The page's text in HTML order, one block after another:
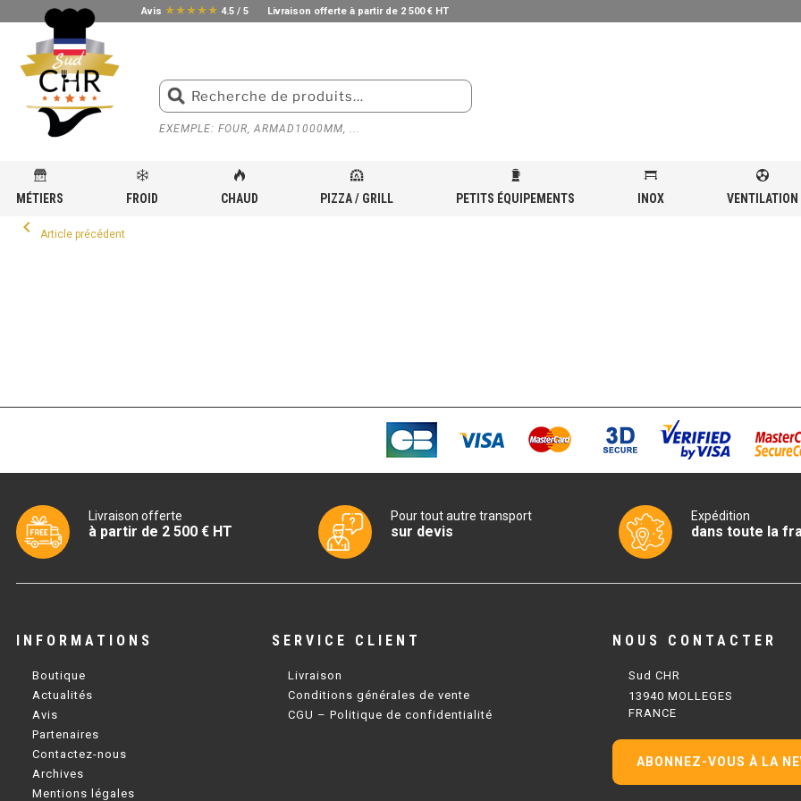
Avis star_ratestar_ratestar_ratestar_ratestar_rate 4.5 / 5 Livraison offerte à partir de 2 500 € HT
EXEMPLE: FOUR, ARMAD1000MM, ...
MÉTIERS FROID CHAUD PIZZA / GRILL PETITS ÉQUIPEMENTS INOX VENTILATION
ACCUEIL »PETITS ÉQUIPEMENTS POUR CUISINE PROFESSIONNELLE EPLUCHEUSE » ÉPLUCHEUSE À PATATES – 225KG / H» EPLUCHEUSE-PATATES-225KG-H
keyboard_arrow_left Article précédent
Livraison offerte
à partir de 2 500 € HT
Pour tout autre transport
sur devis
Expédition
dans toute la
INFORMATIONS
Boutique
Actualités
Avis
Partenaires
Contactez-nous
Archives
Mentions légales
SERVICE CLIENT
Livraison
Conditions générales de vente
CGU – Politique de confidentialité
NOUS CONTACTER
Sud CHR
13940 MOLLEGES
FRANCE
ABONNEZ-VOUS À LA